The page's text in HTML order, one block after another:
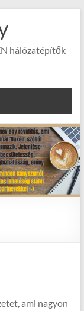
hálózatépítők
ami nagyon